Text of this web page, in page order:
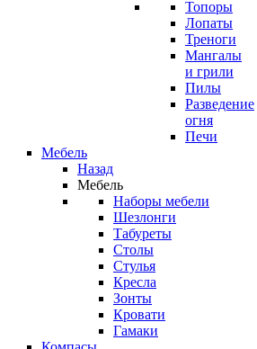
Топоры
Лопаты
Треноги
Мангалы
и грили
Пилы
Разведение
огня
Печи
Мебель
Назад
Мебель
Наборы мебели
Шезлонги
Табуреты
Столы
Стулья
Кресла
Зонты
Кровати
Гамаки